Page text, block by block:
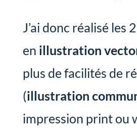
J’ai donc réalisé les
en illustration
plus de facilités de
(illustration
impression print ou